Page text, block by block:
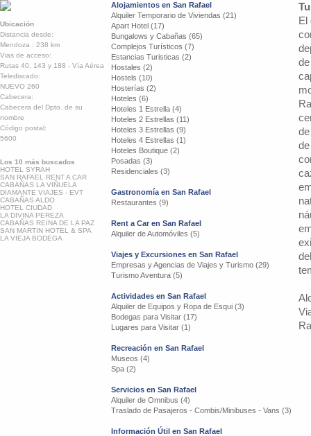
Ubicación
Distancia desde:
Mendoza : 238 km
Vias de acceso:
Rutas 40, 143 y 188 - Vía Aérea
Telediscado:
NUEVO 260
Cabecera:
Cabecera del Dpto. de su
nombre
Código postal:
5600
Los 10 más buscados
HOTEL SYRAH
SAN RAFAEL RENT A CAR
CABAÑAS LA VIÑUELA
DIAMANTE VIAJES - EVT
CABAÑAS ALDO
HOTEL CIUDAD
LA DIVINA PEREZA
CABAÑAS REINA DE LA PAZ
SAN MARTIN HOTEL & SPA
LA VIEJA BODEGA
Alojamientos en San Rafael
Alquiler Temporario de Viviendas (21)
Apart Hotel (17)
Bungalows y Cabañas (65)
Complejos Turísticos (7)
Estancias Turisticas (2)
Hostales (2)
Hostels (10)
Hosterías (2)
Hoteles (6)
Hoteles 1 Estrella (4)
Hoteles 2 Estrellas (11)
Hoteles 3 Estrellas (9)
Hoteles 4 Estrellas (1)
Hoteles Boutique (2)
Posadas (3)
Residenciales (3)
Gastronomía en San Rafael
Restaurantes (9)
Rent a Car en San Rafael
Alquiler de Automóviles (5)
Viajes y Excursiones en San Rafael
Empresas y Agencias de Viajes y Turismo (29)
Turismo Aventura (5)
Actividades en San Rafael
Alquiler de Equipos y Ropa de Esqui (3)
Bodegas para Visitar (17)
Lugares para Visitar (1)
Recreación en San Rafael
Museos (4)
Spa (2)
Servicios en San Rafael
Alquiler de Omnibus (4)
Traslado de Pasajeros - Combis/Minibuses - Vans (3)
Información Útil en San Rafael
El